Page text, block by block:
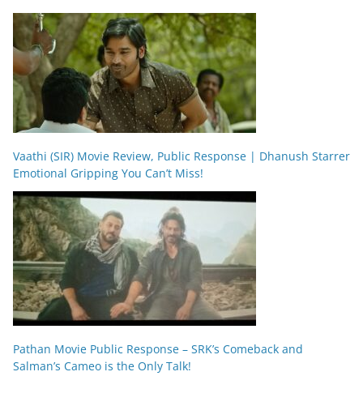
Vaathi (SIR) Movie Review, Public Response | Dhanush Starrer
Emotional Gripping You Can’t Miss!
Pathan Movie Public Response – SRK’s Comeback and
Salman’s Cameo is the Only Talk!